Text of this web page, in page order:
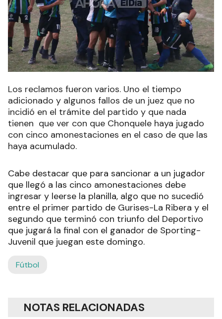
Los reclamos fueron varios. Uno el tiempo
adicionado y algunos fallos de un juez que no
incidió en el trámite del partido y que nada
tienen que ver con que Chonquele haya jugado
con cinco amonestaciones en el caso de que las
haya acumulado.
Cabe destacar que para sancionar a un jugador
que llegó a las cinco amonestaciones debe
ingresar y leerse la planilla, algo que no sucedió
entre el primer partido de Gurises-La Ribera y el
segundo que terminó con triunfo del Deportivo
que jugará la final con el ganador de Sporting-
Juvenil que juegan este domingo.
Fútbol
NOTAS RELACIONADAS